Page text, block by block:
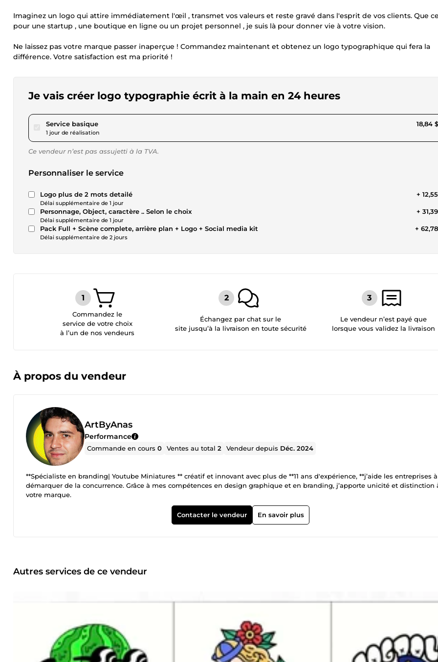
Imaginez un logo qui attire immédiatement l'œil , transmet vos valeurs et reste gravé dans l'esprit de vos clients. Que
pour une startup , une boutique en ligne ou un projet personnel , je suis là pour donner vie à votre vision.
Ne laissez pas votre marque passer inaperçue ! Commandez maintenant et obtenez un logo typographique qui fera la
différence. Votre satisfaction est ma priorité !
Je vais créer logo typographie écrit à la main en 24 heures
Service basiquepour 17,36 $US
1 jour de réalisation
18,84
Ce vendeur n’est pas assujetti à la TVA.
Personnaliser le service
Logo plus de 2 mots detailé
Délai supplémentaire de 1 jour
+
Personnage, Object, caractère .. Selon le choix
Délai supplémentaire de 1 jour
+
Pack Full + Scène complete, arrière plan + Logo + Social media kit
Délai supplémentaire de 2 jours
+
Commandez le
service de votre choix
à l’un de nos vendeurs
Échangez par chat sur le
site jusqu’à la livraison en toute sécurité
Le vendeur n’est payé que
lorsque vous validez la livraison
À propos du vendeur
ArtByAnas
Performance
Commande en cours0 Ventes au total2 Vendeur depuis Déc. 2024
**Spécialiste en branding| Youtube Miniatures ** créatif et innovant avec plus de **11 ans d'expérience, **j’aide les entreprises à se
démarquer de la concurrence. Grâce à mes compétences en design graphique et en branding, j’apporte unicité et distinction
votre marque.
Contacter le vendeur En savoir plus
Autres services de ce vendeur